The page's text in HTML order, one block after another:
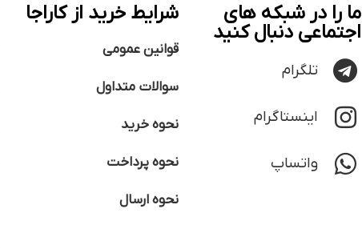
ما را در شبکه های
اجتماعی دنبال کنید
تلگرام
اینستاگرام
واتساپ
شرایط خرید از کاراجا
قوانین عمومی
سوالات متداول
نحوه خرید
نحوه پرداخت
نحوه ارسال